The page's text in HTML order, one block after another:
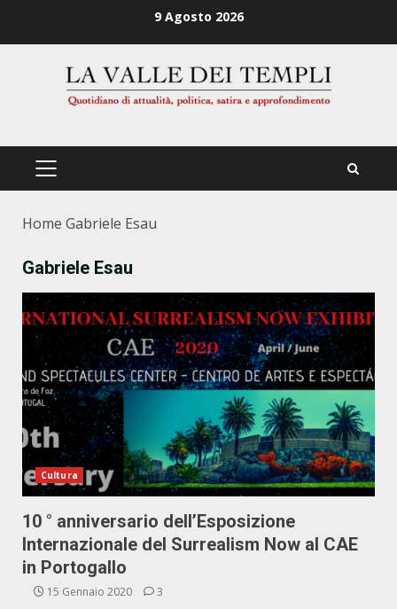
9 Agosto 2026
PRIMÄRES
Home Gabriele Esau
Gabriele Esau
Cultura
10 ° anniversario dell’Esposizione
Internazionale del Surrealism Now al CAE
in Portogallo
15 Gennaio 2020 3